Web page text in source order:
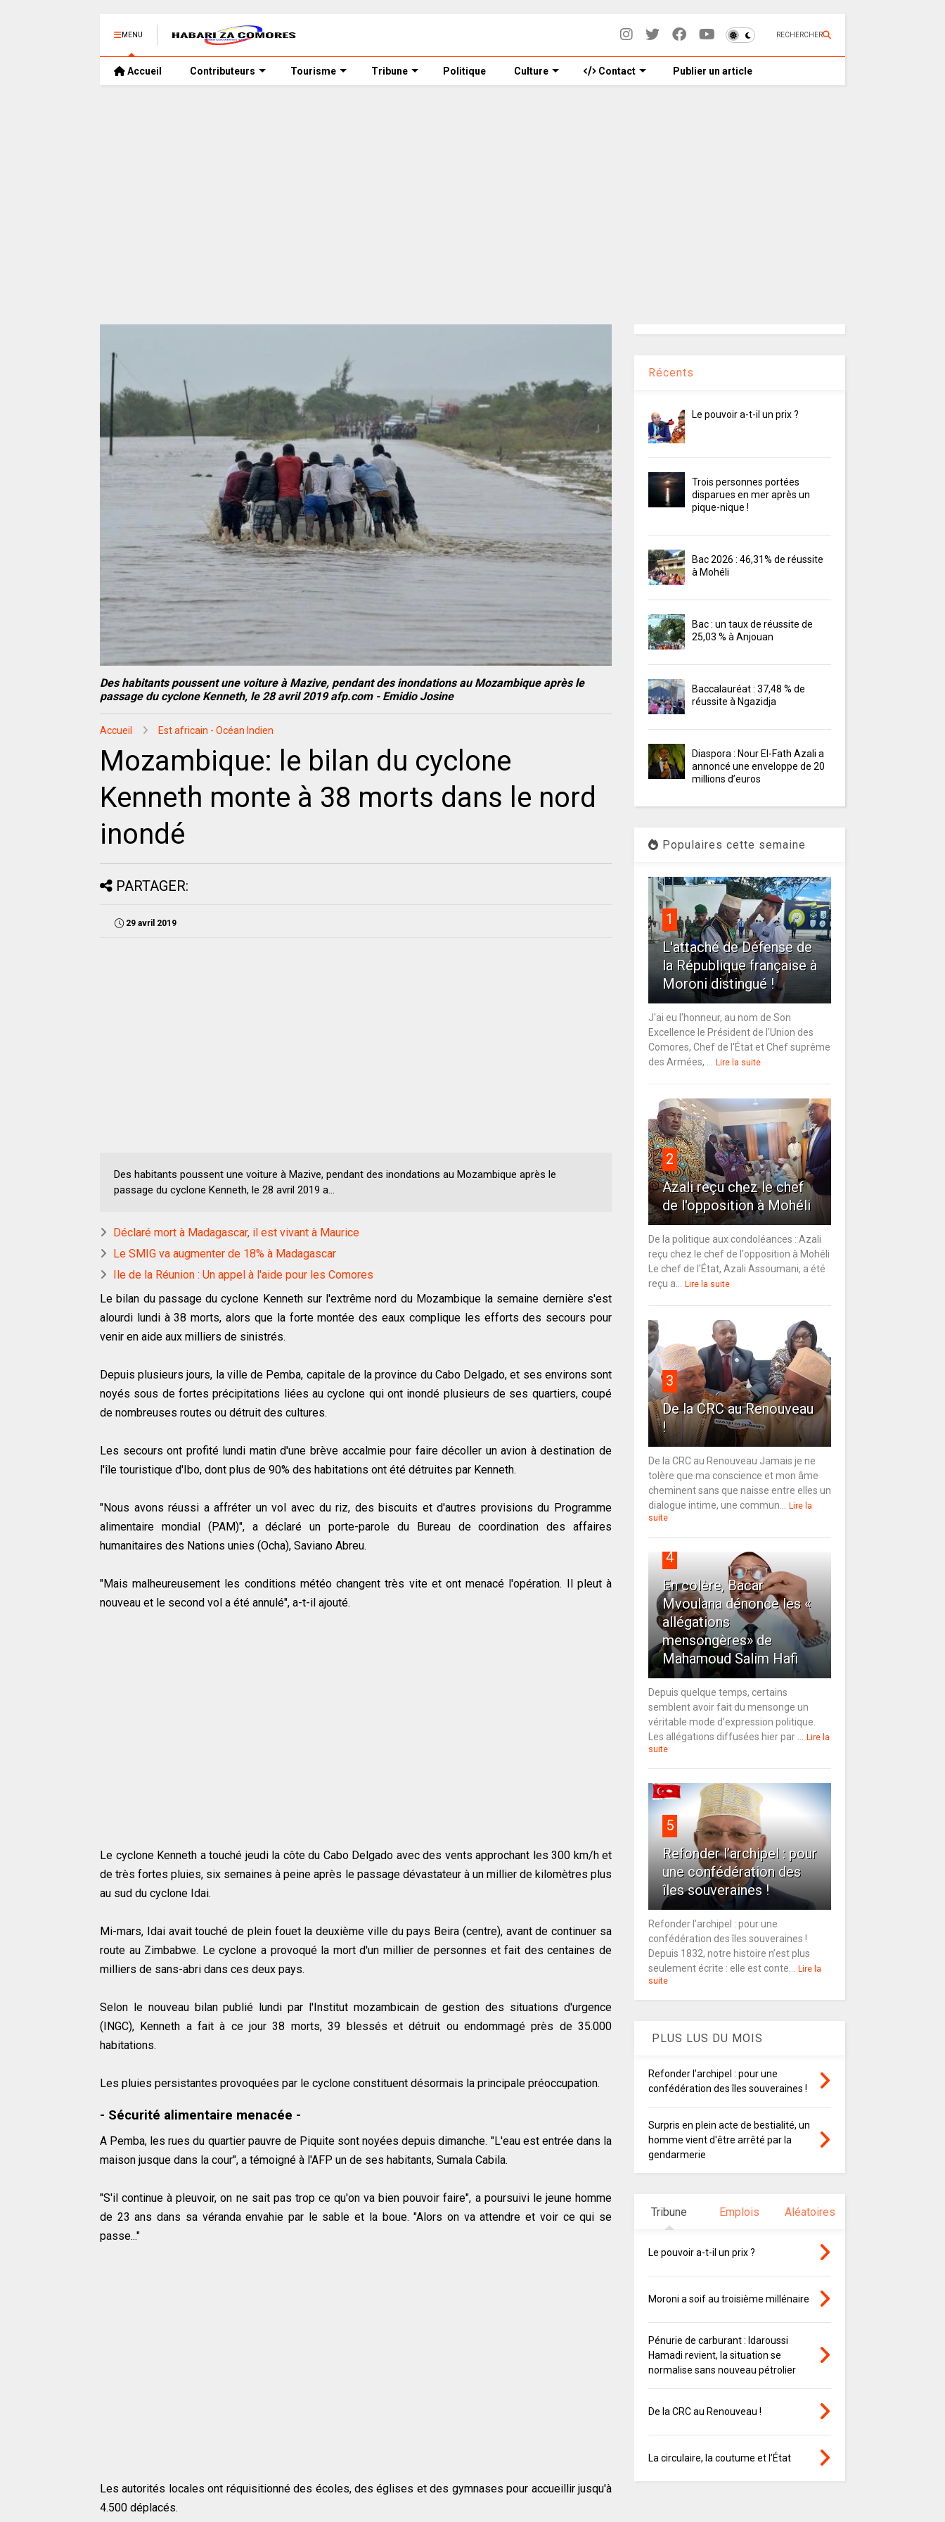
MENU RECHERCHER
Accueil Contributeurs Tourisme Tribune Politique Culture Contact Publier un article
Des habitants poussent une voiture à Mazive, pendant des inondations au Mozambique après le
passage du cyclone Kenneth, le 28 avril 2019 afp.com - Emidio Josine
Accueil Est africain - Océan Indien
Mozambique: le bilan du cyclone
Kenneth monte à 38 morts dans le nord
inondé
PARTAGER:
29 avril 2019
Des habitants poussent une voiture à Mazive, pendant des inondations au Mozambique après le
passage du cyclone Kenneth, le 28 avril 2019 a...
Déclaré mort à Madagascar, il est vivant à Maurice
Le SMIG va augmenter de 18% à Madagascar
Ile de la Réunion : Un appel à l'aide pour les Comores
Le bilan du passage du cyclone Kenneth sur l'extrême nord du Mozambique la semaine dernière s'est
alourdi lundi à 38 morts, alors que la forte montée des eaux complique les efforts des secours pour
venir en aide aux milliers de sinistrés.
Depuis plusieurs jours, la ville de Pemba, capitale de la province du Cabo Delgado, et ses environs sont
noyés sous de fortes précipitations liées au cyclone qui ont inondé plusieurs de ses quartiers, coupé
de nombreuses routes ou détruit des cultures.
Les secours ont profité lundi matin d'une brève accalmie pour faire décoller un avion à destination de
l'île touristique d'Ibo, dont plus de 90% des habitations ont été détruites par Kenneth.
"Nous avons réussi a affréter un vol avec du riz, des biscuits et d'autres provisions du Programme
alimentaire mondial (PAM)", a déclaré un porte-parole du Bureau de coordination des affaires
humanitaires des Nations unies (Ocha), Saviano Abreu.
"Mais malheureusement les conditions météo changent très vite et ont menacé l'opération. Il pleut à
nouveau et le second vol a été annulé", a-t-il ajouté.
Le cyclone Kenneth a touché jeudi la côte du Cabo Delgado avec des vents approchant les 300 km/h et
de très fortes pluies, six semaines à peine après le passage dévastateur à un millier de kilomètres plus
au sud du cyclone Idai.
Mi-mars, Idai avait touché de plein fouet la deuxième ville du pays Beira (centre), avant de continuer sa
route au Zimbabwe. Le cyclone a provoqué la mort d'un millier de personnes et fait des centaines de
milliers de sans-abri dans ces deux pays.
Selon le nouveau bilan publié lundi par l'Institut mozambicain de gestion des situations d'urgence
(INGC), Kenneth a fait à ce jour 38 morts, 39 blessés et détruit ou endommagé près de 35.000
habitations.
Les pluies persistantes provoquées par le cyclone constituent désormais la principale préoccupation.
- Sécurité alimentaire menacée -
A Pemba, les rues du quartier pauvre de Piquite sont noyées depuis dimanche. "L'eau est entrée dans la
maison jusque dans la cour", a témoigné à l'AFP un de ses habitants, Sumala Cabila.
"S'il continue à pleuvoir, on ne sait pas trop ce qu'on va bien pouvoir faire", a poursuivi le jeune homme
de 23 ans dans sa véranda envahie par le sable et la boue. "Alors on va attendre et voir ce qui se
passe..."
Les autorités locales ont réquisitionné des écoles, des églises et des gymnases pour accueillir jusqu'à
4.500 déplacés.
Récents
Le pouvoir a-t-il un prix ?
Trois personnes portées
disparues en mer après un
pique-nique !
Bac 2026 : 46,31% de réussite
à Mohéli
Bac : un taux de réussite de
25,03 % à Anjouan
Baccalauréat : 37,48 % de
réussite à Ngazidja
Diaspora : Nour El-Fath Azali a
annoncé une enveloppe de 20
millions d’euros
Populaires cette semaine
1
L'attaché de Défense de
la République française à
Moroni distingué !
J'ai eu l'honneur, au nom de Son
Excellence le Président de l'Union des
Comores, Chef de l'État et Chef suprême
des Armées, ...
Lire la suite
2
Azali reçu chez le chef
de l'opposition à Mohéli
De la politique aux condoléances : Azali
reçu chez le chef de l'opposition à Mohéli
Le chef de l'État, Azali Assoumani, a été
reçu a...
Lire la suite
3
De la CRC au Renouveau
!
De la CRC au Renouveau Jamais je ne
tolère que ma conscience et mon âme
cheminent sans que naisse entre elles un
dialogue intime, une commun...
Lire la
suite
4
En colère, Bacar
Mvoulana dénonce les «
allégations
mensongères» de
Mahamoud Salim Hafi
Depuis quelque temps, certains
semblent avoir fait du mensonge un
véritable mode d’expression politique.
Les allégations diffusées hier par ...
Lire la
suite
5
Refonder l’archipel : pour
une confédération des
îles souveraines !
Refonder l’archipel : pour une
confédération des îles souveraines !
Depuis 1832, notre histoire n’est plus
seulement écrite : elle est conte...
Lire la
suite
PLUS LUS DU MOIS
Refonder l’archipel : pour une
confédération des îles souveraines !
Surpris en plein acte de bestialité, un
homme vient d'être arrêté par la
gendarmerie
Tribune Emplois Aléatoires
Le pouvoir a-t-il un prix ?
Moroni a soif au troisième millénaire
Pénurie de carburant : Idaroussi
Hamadi revient, la situation se
normalise sans nouveau pétrolier
De la CRC au Renouveau !
La circulaire, la coutume et l’État